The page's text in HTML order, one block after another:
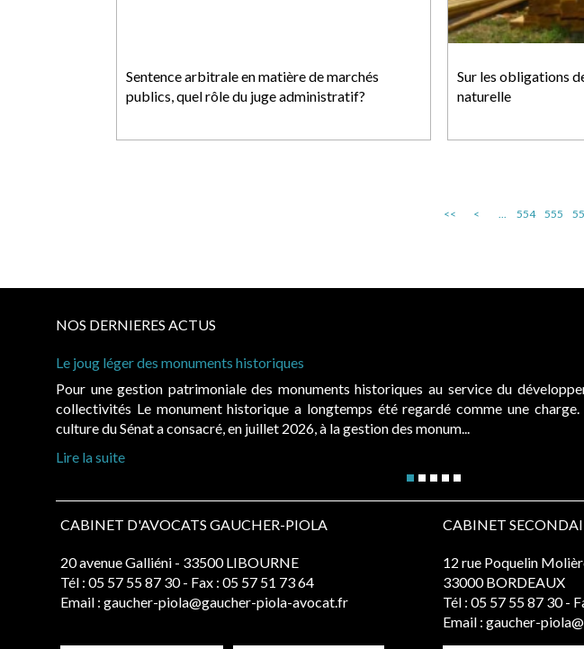
Sentence arbitrale en matière de marchés
publics, quel rôle du juge administratif?
Sur les obligations
naturelle
<< < ... 554 555
NOS DERNIERES ACTUS
Le joug léger des monuments historiques
Pour une gestion patrimoniale des monuments historiques au service du
collectivités Le monument historique a longtemps été regardé comme une
culture du Sénat a consacré, en juillet 2026, à la gestion des monum...
Lire la suite
CABINET D'AVOCATS GAUCHER-PIOLA
20 avenue Galliéni - 33500 LIBOURNE
Tél : 05 57 55 87 30 - Fax : 05 57 51 73 64
Email : gaucher-piola@gaucher-piola-avocat.fr
CABINET
12 rue Poquelin
33000 BORDEAUX
Tél : 05 57 55 87 30 -
Email : gaucher-